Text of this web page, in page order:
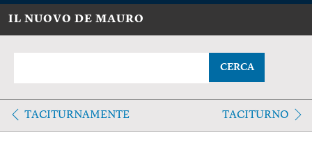
IL NUOVO DE MAURO
CERCA
TACITURNAMENTE TACITURNO